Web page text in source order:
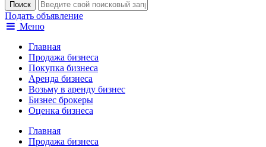
Подать объявление
Меню
Главная
Продажа бизнеса
Покупка бизнеса
Аренда бизнеса
Возьму в аренду бизнес
Бизнес брокеры
Оценка бизнеса
Главная
Продажа бизнеса